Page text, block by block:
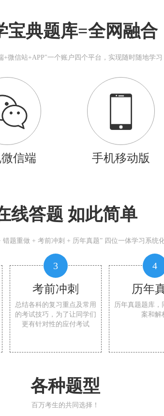
宝典题库=全网融合
+微信站+APP"一个账户四个平台，实现随时随地学习
信端 手机移动版
线答题 如此简单
错题重做 + 考前冲刺 + 历年真题” 四位一体学习系统
3
考前冲刺
总结各科的复习重点及常用
的考试技巧，为了让同学们
更有针对性的应付考试
4
历年
历年真题题库，
案和解
各种题型
百万考生的共同选择！